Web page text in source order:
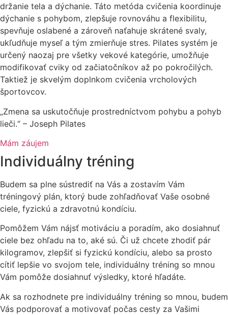
držanie tela a dýchanie. Táto metóda cvičenia koordinuje
dýchanie s pohybom, zlepšuje rovnováhu a flexibilitu,
spevňuje oslabené a zároveň naťahuje skrátené svaly,
ukľudňuje myseľ a tým zmierňuje stres. Pilates systém je
určený naozaj pre všetky vekové kategórie, umožňuje
modifikovať cviky od začiatočníkov až po pokročilých.
Taktiež je skvelým doplnkom cvičenia vrcholových
športovcov.
„Zmena sa uskutočňuje prostredníctvom pohybu a pohyb
lieči.“ – Joseph Pilates
Mám záujem
Individuálny tréning
Budem sa plne sústrediť na Vás a zostavím Vám
tréningový plán, ktorý bude zohľadňovať Vaše osobné
ciele, fyzickú a zdravotnú kondíciu.
Pomôžem Vám nájsť motiváciu a poradím, ako dosiahnuť
ciele bez ohľadu na to, aké sú. Či už chcete zhodiť pár
kilogramov, zlepšiť si fyzickú kondíciu, alebo sa prosto
cítiť lepšie vo svojom tele, individuálny tréning so mnou
Vám pomôže dosiahnuť výsledky, ktoré hľadáte.
Ak sa rozhodnete pre individuálny tréning so mnou, budem
Vás podporovať a motivovať počas cesty za Vašimi